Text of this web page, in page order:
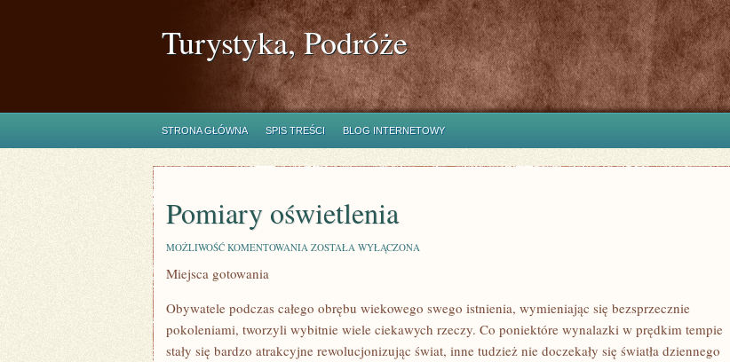
Turystyka, Podróże
STRONA GŁÓWNA SPIS TREŚCI BLOG INTERNETOWY
Pomiary oświetlenia
MOŻLIWOŚĆ KOMENTOWANIA POMIARY
ZOSTAŁA WYŁĄCZONA
Miejsca gotowania
Obywatele podczas całego obrębu wiekowego swego istnienia, wymieniając się bezsprzecznie
pokoleniami, tworzyli wybitnie wiele ciekawych rzeczy. Co poniektóre wynalazki w prędkim tempie
stały się bardzo atrakcyjne rewolucjonizując świat, inne tudzież nie doczekały się światła dziennego